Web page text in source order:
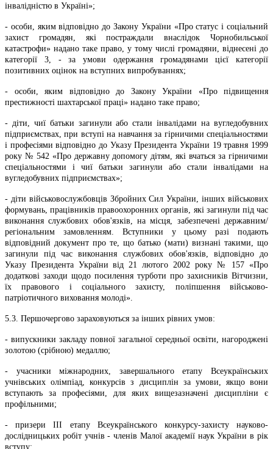
інвалідністю в Україні»;
- особи, яким відповідно до Закону України «Про статус і соціальний
захист громадян, які постраждали внаслідок Чорнобильської
катастрофи» надано таке право, у тому числі громадяни, віднесені до
категорії 3, - за умови одержання громадянами цієї категорії
позитивних оцінок на вступних випробуваннях;
- особи, яким відповідно до Закону України «Про підвищення
престижності шахтарської праці» надано таке право;
- діти, чиї батьки загинули або стали інвалідами на вугледобувних
підприємствах, при вступі на навчання за гірничими спеціальностями
і професіями відповідно до Указу Президента України 19 травня 1999
року № 542 «Про державну допомогу дітям, які вчаться за гірничими
спеціальностями і чиї батьки загинули або стали інвалідами на
вугледобувних підприємствах»;
- діти військовослужбовців Збройних Сил України, інших військових
формувань, працівників правоохоронних органів, які загинули під час
виконання службових обов'язків, на місця, забезпечені державним/
регіональним замовленням. Вступники у цьому разі подають
відповідний документ про те, що батько (мати) визнані такими, що
загинули під час виконання службових обов'язків, відповідно до
Указу Президента України від 21 лютого 2002 року № 157 «Про
додаткові заходи щодо посилення турботи про захисників Вітчизни,
їх правового і соціального захисту, поліпшення військово-
патріотичного виховання молоді».
5.3. Першочергово зараховуються за інших рівних умов:
- випускники закладу повної загальної середньої освіти, нагороджені
золотою (срібною) медаллю;
- учасники міжнародних, завершального етапу Всеукраїнських
учнівських олімпіад, конкурсів з дисциплін за умови, якщо вони
вступають за професіями, для яких вищезазначені дисципліни є
профільними;
- призери III етапу Всеукраїнського конкурсу-захисту науково-
дослідницьких робіт учнів - членів Малої академії наук України в рік
вступу;